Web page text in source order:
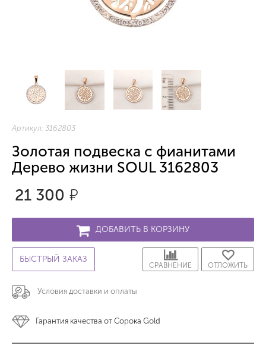
Артикул: 3162803
Золотая подвеска с фианитами
Дерево жизни SOUL 3162803
21 300 р.
ДОБАВИТЬ В КОРЗИНУ
БЫСТРЫЙ ЗАКАЗ
ОТЛОЖИТЬ
СРАВНЕНИЕ
Условия доставки и оплаты
Гарантия качества от Сорока Gold